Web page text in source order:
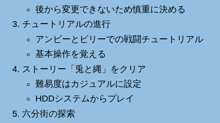
後から変更できないため慎重に決める
チュートリアルの進行
アンビーとビリーでの戦闘チュートリアル
基本操作を覚える
ストーリー「兎と縄」をクリア
難易度はカジュアルに設定
HDDシステムからプレイ
六分街の探索